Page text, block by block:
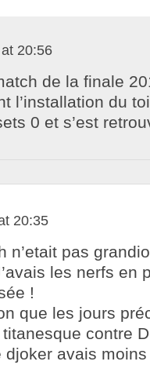
20:56
de la finale
l’installation du
0 et s’est
20:35
n’etait pas
les nerfs en
!
que les jours
contre
djoker avais